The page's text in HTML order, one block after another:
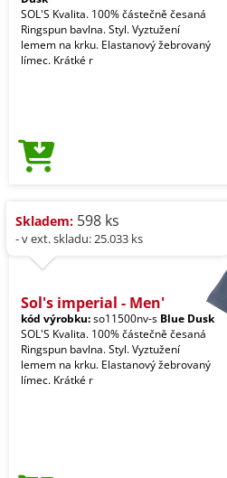
SOL'S Kvalita. 100% částečně česaná
Ringspun bavlna. Styl. Vyztužení
lemem na krku. Elastanový žebrovaný
límec. Krátké r
Skladem: 598 ks
- v ext. skladu: 25.033 ks
Sol's imperial - Men'
kód výrobku:so11500nv-s Blue Dusk
SOL'S Kvalita. 100% částečně česaná
Ringspun bavlna. Styl. Vyztužení
lemem na krku. Elastanový žebrovaný
límec. Krátké r